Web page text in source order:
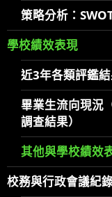
策略分析：
學校績效表現
近3年各類評鑑
畢業生流向現況
調查結果）
其他與學校績效
校務與行政會議紀